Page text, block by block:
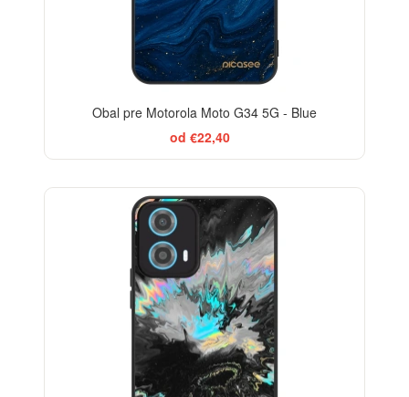
Obal pre Motorola Moto G34 5G - Blue
od €22,40